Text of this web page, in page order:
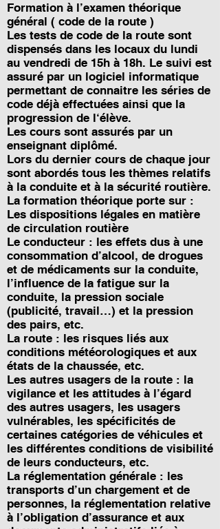
Formation à l’examen théorique
général ( code de la route )
Les tests de code de la route sont
dispensés dans les locaux du lundi
au vendredi de 15h à 18h. Le suivi est
assuré par un logiciel informatique
permettant de connaitre les séries de
code déjà effectuées ainsi que la
progression de l‘élève.
Les cours sont assurés par un
enseignant diplômé.
Lors du dernier cours de chaque jour
sont abordés tous les thèmes relatifs
à la conduite et à la sécurité routière.
La formation théorique porte sur :
Les dispositions légales en matière
de circulation routière
Le conducteur : les effets dus à une
consommation d’alcool, de drogues
et de médicaments sur la conduite,
l’influence de la fatigue sur la
conduite, la pression sociale
(publicité, travail…) et la pression
des pairs, etc.
La route : les risques liés aux
conditions météorologiques et aux
états de la chaussée, etc.
Les autres usagers de la route : la
vigilance et les attitudes à l’égard
des autres usagers, les usagers
vulnérables, les spécificités de
certaines catégories de véhicules et
les différentes conditions de visibilité
de leurs conducteurs, etc.
La réglementation générale : les
transports d’un chargement et de
personnes, la réglementation relative
à l’obligation d’assurance et aux